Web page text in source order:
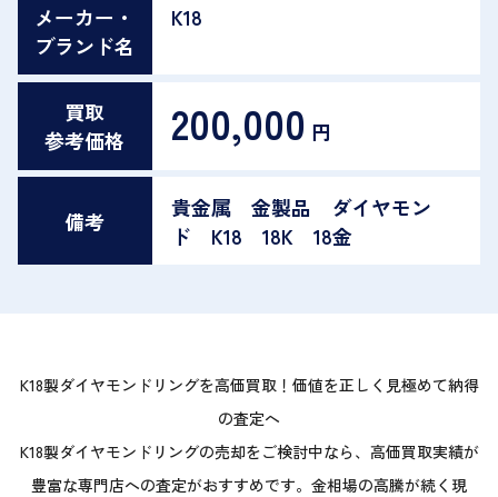
メーカー・
ブランド名
K18
買取
参考価格
200,000 円
備考
貴金属 金製品 ダイヤモン
ド K18 18K 18金
K18製ダイヤモンドリングを高価買取！価値を正しく見極めて納得
の査定へ
K18製ダイヤモンドリングの売却をご検討中なら、高価買取実績が
豊富な専門店への査定がおすすめです。金相場の高騰が続く現